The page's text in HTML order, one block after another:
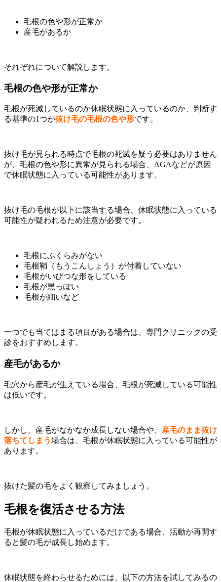
毛根の色や形が正常か
産毛があるか
それぞれについて解説します。
毛根の色や形が正常か
毛根が死滅しているのか休眠状態に入っているのか、判断す
る基準の1つが抜け毛の毛根の色や形です。
抜け毛が見られる時点で毛根の死滅を疑う必要はありません
が、毛根の色や形に異常が見られる場合、AGAなどが原因
で休眠状態に入っている可能性があります。
抜け毛の毛根が以下に該当する場合、休眠状態に入っている
可能性が疑われるため注意が必要です。
毛根にふくらみがない
毛根鞘（もうこんしょう）が付着していない
毛根がいびつな形をしている
毛根が黒っぽい
毛根が細いなど
一つでも当てはまる項目がある場合は、専門クリニックの受
診をおすすめします。
産毛があるか
毛穴から産毛が生えている場合、毛根が死滅している可能性
は低いです。
しかし、産毛がなかなか成長しない場合や、 産毛のまま抜け
落ちてしまう場合は、毛根が休眠状態に入っている可能性が
あります。
抜けた髪の毛をよく観察してみましょう。
毛根を復活させる方法
毛根が休眠状態に入っているだけである場合、活動が再開す
ると髪の毛が成長し始めます。
休眠状態を終わらせるためには、以下の方法を試してみるの